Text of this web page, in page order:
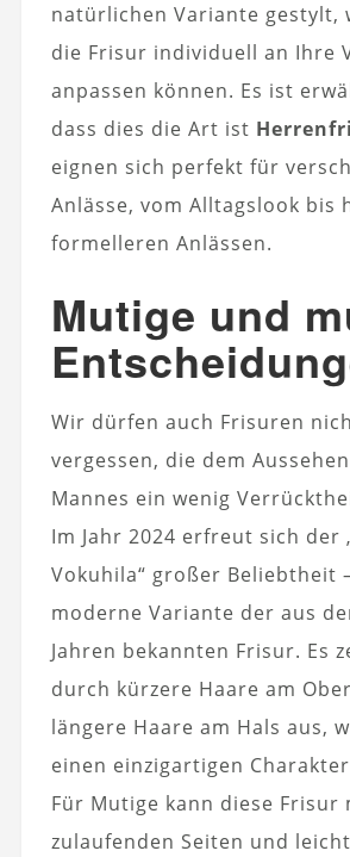
natürlichen Variante gestylt,
die Frisur individuell an Ihre
anpassen können. Es ist
dass dies die Art ist
eignen sich perfekt für
Anlässe, vom Alltagslook bis
formelleren Anlässen.
Mutige und
Wir dürfen auch Frisuren
vergessen, die dem
Mannes ein wenig
Im Jahr 2024 erfreut sich der
Vokuhila“ großer Beliebtheit
moderne Variante der aus
Jahren bekannten Frisur. Es
durch kürzere Haare am
längere Haare am Hals aus,
einen einzigartigen
Für Mutige kann diese Frisur
zulaufenden Seiten und